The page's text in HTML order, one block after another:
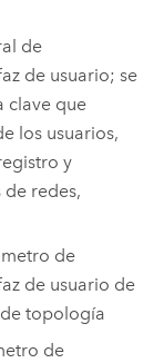
de
de usuario; se
clave que
los usuarios,
y
redes,
de
de usuario de
topología
de